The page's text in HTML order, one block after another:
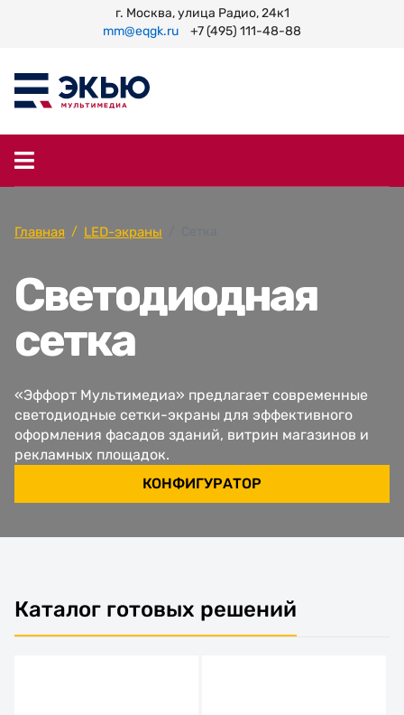
г. Москва, улица Радио, 24к1
mm@eqgk.ru
+7 (495) 111-48-88
Главная LED-экраны
Светодиодная
сетка
«Эффорт Мультимедиа» предлагает современные
светодиодные сетки-экраны для эффективного
оформления фасадов зданий, витрин магазинов и
рекламных площадок.
КОНФИГУРАТОР
Каталог готовых решений